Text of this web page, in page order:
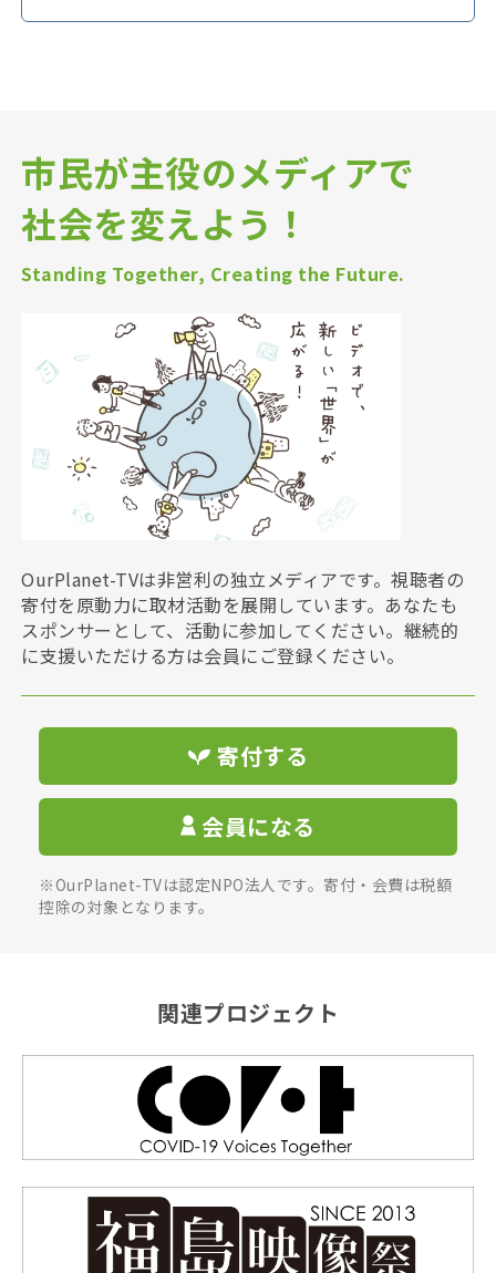
市民が主役のメディアで
社会を変えよう！
Standing Together, Creating the Future.
OurPlanet-TVは非営利の独立メディアです。視聴者の
寄付を原動力に取材活動を展開しています。あなたも
スポンサーとして、活動に参加してください。継続的
に支援いただける方は会員にご登録ください。
寄付する
会員になる
※OurPlanet-TVは認定NPO法人です。寄付・会費は税額
控除の対象となります。
関連プロジェクト